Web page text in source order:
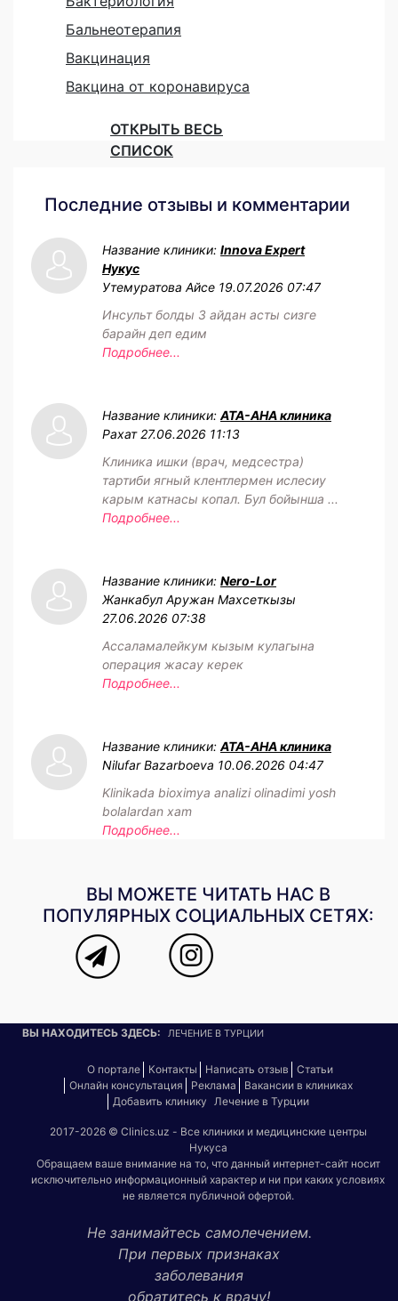
Бальнеотерапия
Вакцинация
Вакцина от коронавируса
ОТКРЫТЬ ВЕСЬ
СПИСОК
Последние отзывы и комментарии
Название клиники: Innova Expert
Нукус
Утемуратова Айсе 19.07.2026 07:47
Инсульт болды 3 айдан асты сизге
барайн деп едим
Подробнее...
Название клиники: АТА-АНА клиника
Рахат 27.06.2026 11:13
Клиника ишки (врач, медсестра)
тартиби ягный клентлермен ислесиу
карым катнасы копал. Бул бойынша ...
Подробнее...
Название клиники: Nero-Lor
Жанкабул Аружан Махсеткызы
27.06.2026 07:38
Ассаламалейкум кызым кулагына
операция жасау керек
Подробнее...
Название клиники: АТА-АНА клиника
Nilufar Bazarboeva 10.06.2026 04:47
Klinikada bioximya analizi olinadimi yosh
bolalardan xam
Подробнее...
ВЫ МОЖЕТЕ ЧИТАТЬ НАС В
ПОПУЛЯРНЫХ СОЦИАЛЬНЫХ СЕТЯХ:
ВЫ НАХОДИТЕСЬ ЗДЕСЬ: ЛЕЧЕНИЕ В ТУРЦИИ
О портале Контакты Написать отзыв
Статьи
Онлайн консультация
Реклама
Вакансии в клиниках
Добавить клинику
Лечение в Турции
2017-2026 © Clinics.uz - Все клиники и медицинские центры
Нукуса
Обращаем ваше внимание на то, что данный интернет-сайт носит
исключительно информационный характер и ни при каких условиях
не является публичной офертой.
Не занимайтесь самолечением.
При первых признаках
заболевания
обратитесь к врачу!